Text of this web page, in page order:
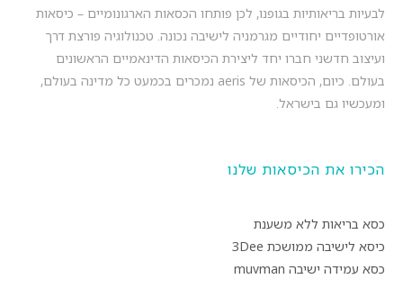
לבעיות בריאותיות בגופנו, לכן פותחו הכסאות הארגונומיים – כיסאות
אורטופדיים יחודיים מגרמניה לישיבה נכונה. טכנולוגיה פורצת דרך
ועיצוב חדשני חברו יחד ליצירת הכיסאות הדינאמיים הראשונים
בעולם. כיום, הכיסאות של aeris נמכרים בכמעט כל מדינה בעולם,
ומעכשיו גם בישראל.
הכירו את הכיסאות שלנו
כסא בריאות ללא משענת
כיסא לישיבה ממושכת 3Dee
כסא עמידה ישיבה muvman